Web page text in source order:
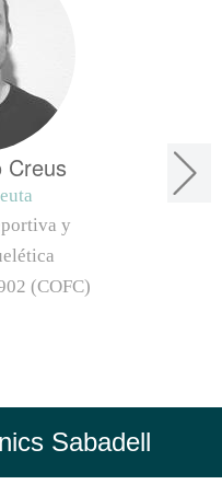
Creus
y
(COFC)
Sabadell